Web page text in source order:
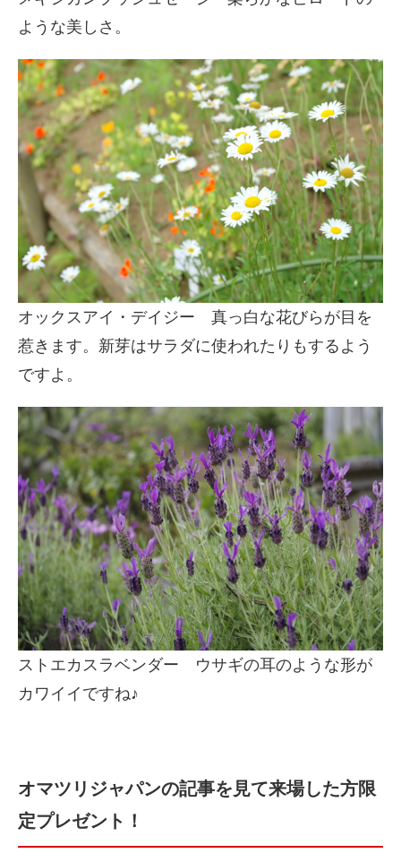
ような美しさ。
オックスアイ・デイジー 真っ白な花びらが目を
惹きます。新芽はサラダに使われたりもするよう
ですよ。
ストエカスラベンダー ウサギの耳のような形が
カワイイですね♪
オマツリジャパンの記事を見て来場した方限
定プレゼント！